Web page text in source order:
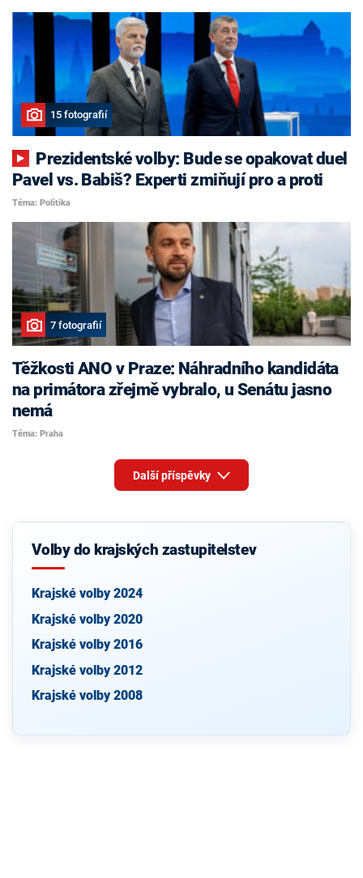
15 fotografií
Pavel vs. Babiš? Experti zmiňují pro a proti
Téma: Politika
7 fotografií
Těžkosti ANO v Praze: Náhradního kandidáta
na primátora zřejmě vybralo, u Senátu jasno
nemá
Téma: Praha
Další příspěvky
Volby do krajských zastupitelstev
Krajské volby 2024
Krajské volby 2020
Krajské volby 2016
Krajské volby 2012
Krajské volby 2008